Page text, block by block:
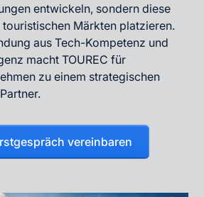
entwickeln, sondern diese
Märkten platzieren.
aus Tech-Kompetenz und
macht TOUREC für
zu einem strategischen
vereinbaren